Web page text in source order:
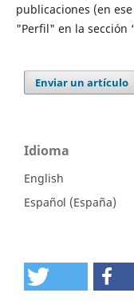
publicaciones (en
"Perfil" en la sección
Enviar un artículo
Idioma
English
Español (España)